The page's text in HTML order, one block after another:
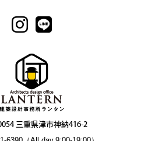
三重県津市神納416-2